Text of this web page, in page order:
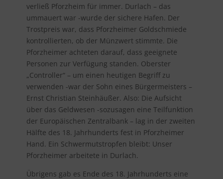
verließ Pforzheim für immer. Durlach – das
ummauert war -wurde der sichere Hafen. Der
Trostpreis war, dass Pforzheimer Goldschmiede
kontrollierten, ob der Münzwert stimmte. Die
Pforzheimer achteten darauf, dass geeignete
Personen zur Verfügung standen. Oberster
„Controller“ – um einen heutigen Begriff zu
verwenden -war der Sohn eines Bürgermeisters –
Ernst Christian Steinhäußer. Also: Die Aufsicht
über das Geldwesen -sozusagen eine Teilfunktion
der Europäischen Zentralbank – lag in der zweiten
Hälfte des 18. Jahrhunderts fest in Pforzheimer
Hand. Ein Schwermutstropfen bleibt: Unser
Pforzheimer arbeitete in Durlach.
Übrigens gab es Ende des 18. Jahrhunderts eine